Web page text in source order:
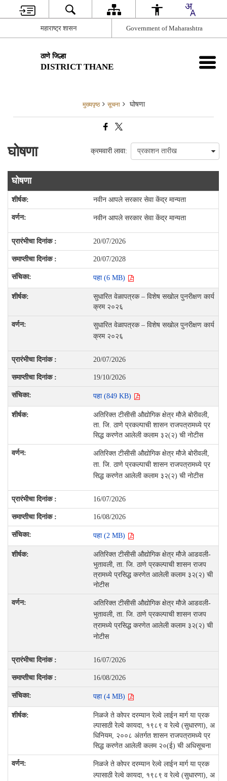
महाराष्ट्र शासन Government of Maharashtra
ठाणे जिल्हा
DISTRICT THANE
मुख्यपृष्ठ सूचना घोषणा
घोषणा क्रमवारी लावा:
घोषणा
नवीन आपले सरकार सेवा केंद्र मान्यता
नवीन आपले सरकार सेवा केंद्र मान्यता
20/07/2026
20/07/2028
पहा (6 MB)
सुधारित वेळापत्रक – विशेष सखोल पुनरीक्षण कार्य
क्रम २०२६
सुधारित वेळापत्रक – विशेष सखोल पुनरीक्षण कार्य
क्रम २०२६
20/07/2026
19/10/2026
पहा (849 KB)
अतिरिक्त टीसीसी औद्योगिक क्षेत्र मौजे बोरीवली,
ता. जि. ठाणे प्रकल्पाची शासन राजपत्रामध्ये प्र
सिद्ध करणेत आलेली कलाम ३२(२) ची नोटीस
अतिरिक्त टीसीसी औद्योगिक क्षेत्र मौजे बोरीवली,
ता. जि. ठाणे प्रकल्पाची शासन राजपत्रामध्ये प्र
सिद्ध करणेत आलेली कलाम ३२(२) ची नोटीस
16/07/2026
16/08/2026
पहा (2 MB)
अतिरिक्त टीसीसी औद्योगिक क्षेत्र मौजे आडवली-
भुतावली, ता. जि. ठाणे प्रकल्पाची शासन राजप
त्रामध्ये प्रसिद्ध करणेत आलेली कलाम ३२(२) ची
नोटीस
अतिरिक्त टीसीसी औद्योगिक क्षेत्र मौजे आडवली-
भुतावली, ता. जि. ठाणे प्रकल्पाची शासन राजप
त्रामध्ये प्रसिद्ध करणेत आलेली कलाम ३२(२) ची
नोटीस
16/07/2026
16/08/2026
पहा (4 MB)
निळजे ते कोपर दरम्यान रेल्वे लाईन मार्ग या प्रक
ल्पासाठी रेल्वे कायदा, १९८९ व रेल्वे (सुधारणा), अ
धिनियम, २००८ अंतर्गत शासन राजपत्रामध्ये प्र
सिद्ध करणेत आलेली कलम २०(ई) ची अधिसूचना
निळजे ते कोपर दरम्यान रेल्वे लाईन मार्ग या प्रक
ल्पासाठी रेल्वे कायदा, १९८९ व रेल्वे (सुधारणा), अ